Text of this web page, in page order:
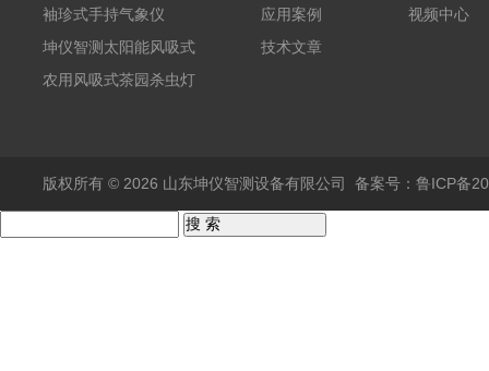
袖珍式手持气象仪
坤仪智测太阳能风吸式
杀虫灯
农用风吸式茶园杀虫灯
应用案例
技术文章
视频中心
版权所有 © 2026 山东坤仪智测设备有限公司 备案号：鲁ICP备